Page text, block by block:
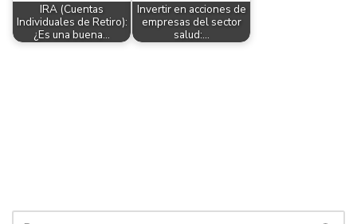
IRA (Cuentas
Individuales de Retiro):
¿Es una buena…
Invertir en acciones de
empresas del sector
salud:…